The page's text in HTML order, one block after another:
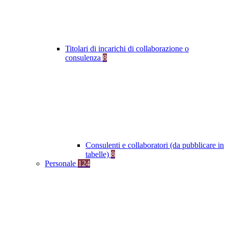
Titolari di incarichi di collaborazione o
consulenza 8
Consulenti e collaboratori (da pubblicare in
tabelle) 8
Personale 124